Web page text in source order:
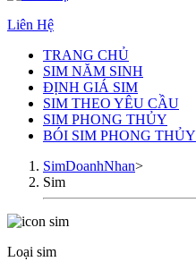
Liên Hệ
TRANG CHỦ
SIM NĂM SINH
ĐỊNH GIÁ SIM
SIM THEO YÊU CẦU
SIM PHONG THỦY
BÓI SIM PHONG THỦY
SimDoanhNhan>
Sim
Loại sim